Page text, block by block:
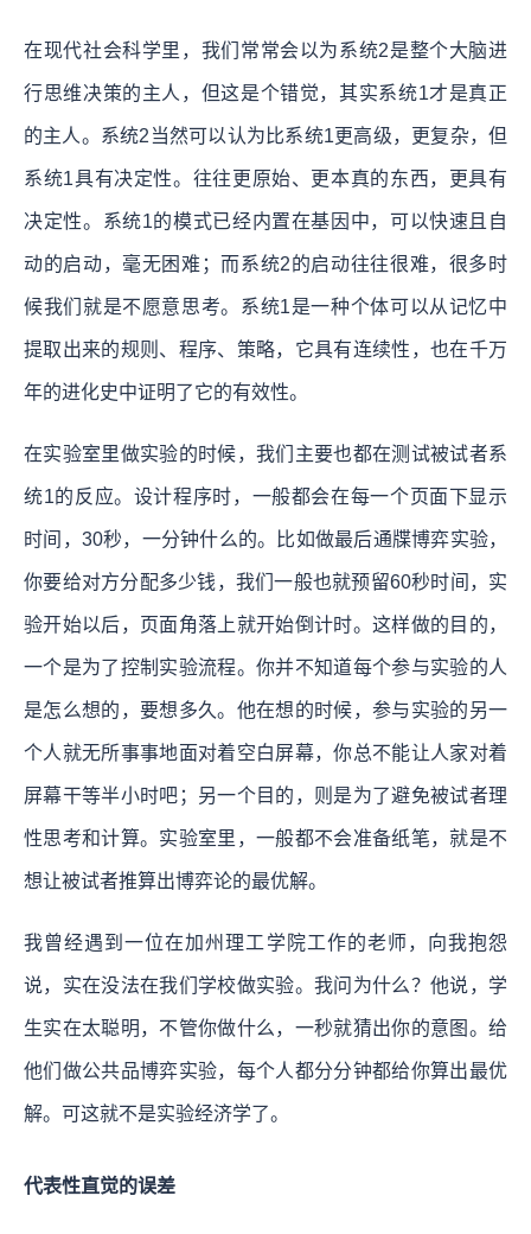
在现代社会科学里，我们常常会以为系统2是整个大脑进
行思维决策的主人，但这是个错觉，其实系统1才是真正
的主人。系统2当然可以认为比系统1更高级，更复杂，但
系统1具有决定性。往往更原始、更本真的东西，更具有
决定性。系统1的模式已经内置在基因中，可以快速且自
动的启动，毫无困难；而系统2的启动往往很难，很多时
候我们就是不愿意思考。系统1是一种个体可以从记忆中
提取出来的规则、程序、策略，它具有连续性，也在千万
年的进化史中证明了它的有效性。
在实验室里做实验的时候，我们主要也都在测试被试者系
统1的反应。设计程序时，一般都会在每一个页面下显示
时间，30秒，一分钟什么的。比如做最后通牒博弈实验，
你要给对方分配多少钱，我们一般也就预留60秒时间，实
验开始以后，页面角落上就开始倒计时。这样做的目的，
一个是为了控制实验流程。你并不知道每个参与实验的人
是怎么想的，要想多久。他在想的时候，参与实验的另一
个人就无所事事地面对着空白屏幕，你总不能让人家对着
屏幕干等半小时吧；另一个目的，则是为了避免被试者理
性思考和计算。实验室里，一般都不会准备纸笔，就是不
想让被试者推算出博弈论的最优解。
我曾经遇到一位在加州理工学院工作的老师，向我抱怨
说，实在没法在我们学校做实验。我问为什么？他说，学
生实在太聪明，不管你做什么，一秒就猜出你的意图。给
他们做公共品博弈实验，每个人都分分钟都给你算出最优
解。可这就不是实验经济学了。
代表性直觉的误差